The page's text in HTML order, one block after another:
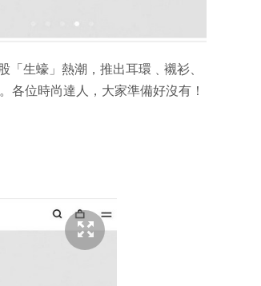
生蠔」熱潮，推出耳環﹑襯衫、
各位時尚達人，大家準備好沒有！